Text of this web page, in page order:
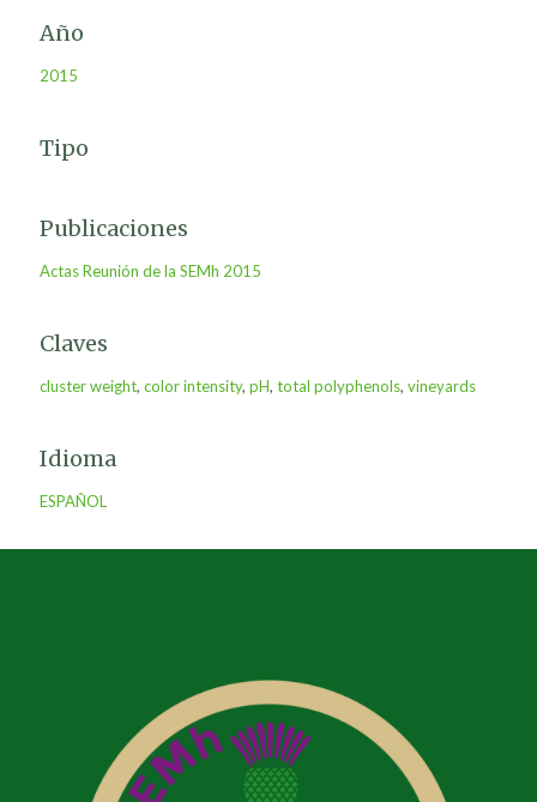
Año
2015
Tipo
Publicaciones
Actas Reunión de la SEMh 2015
Claves
cluster weight, color intensity, pH, total polyphenols, vineyards
Idioma
ESPAÑOL